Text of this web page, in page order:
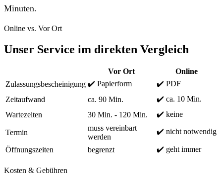
Minuten.
Online vs. Vor Ort
Unser Service im direkten Vergleich
Vor Ort
Online
Zulassungsbescheinigung ✔️ Papierform
✔️ PDF
Zeitaufwand
ca. 90 Min.
✔️ ca. 10 Min.
Wartezeiten
30 Min. - 120 Min. ✔️ keine
Termin
muss vereinbart
werden
✔️ nicht notwendig
Öffnungszeiten begrenzt ✔️ geht immer
Kosten & Gebühren